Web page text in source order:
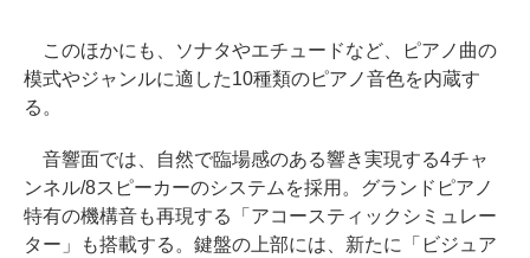
このほかにも、ソナタやエチュードなど、ピアノ曲の
模式やジャンルに適した10種類のピアノ音色を内蔵す
る。
音響面では、自然で臨場感のある響き実現する4チャ
ンネル/8スピーカーのシステムを採用。グランドピアノ
特有の機構音も再現する「アコースティックシミュレー
ター」も搭載する。鍵盤の上部には、新たに「ビジュア